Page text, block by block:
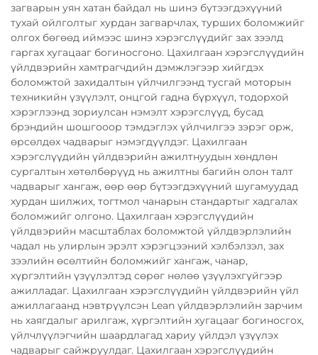
загварын уян хатан байдал нь шинэ бүтээгдэхүүний
тухай ойлголтыг хурдан загварчлах, турших боломжийг
олгох бөгөөд иймээс шинэ хэрэгслүүдийг зах зээлд
гаргах хугацааг богиносгоно. Цахилгаан хэрэгслүүдийн
үйлдвэрийн хамтрагчдийн дэмжлэгээр хийгдэх
боломжтой захидалтын үйлчилгээнд тусгай моторын
техникийн үзүүлэлт, онцгой гадна бүрхүүл, тодорхой
хэрэглээнд зориулсан нэмэлт хэрэгслүүд, бусад
брэндийн шошгооор тэмдэглэх үйлчилгээ зэрэг орж,
өрсөлдөх чадварыг нэмэгдүүлдэг. Цахилгаан
хэрэгслүүдийн үйлдвэрийн ажилтнуудын хөндлөн
сургалтын хөтөлбөрүүд нь ажилтны багийн олон талт
чадварыг хангаж, өөр өөр бүтээгдэхүүний шугамуудад
хурдан шилжих, тогтмол чанарын стандартыг хадгалах
боломжийг олгоно. Цахилгаан хэрэгслүүдийн
үйлдвэрийн масштаблах боломжтой үйлдвэрлэлийн
чадал нь улирлын эрэлт хэрэгцээний хэлбэлзэл, зах
зээлийн өсөлтийн боломжийг хангаж, чанар,
хүргэлтийн үзүүлэлтэд сөрөг нөлөө үзүүлэхгүйгээр
ажилладаг. Цахилгаан хэрэгслүүдийн үйлдвэрийн үйл
ажиллагаанд нэвтрүүлсэн Lean үйлдвэрлэлийн зарчим
нь хаягдалыг арилгаж, хүргэлтийн хугацааг богиносгох,
үйлчлүүлэгчийн шаардлагад хариу үйлдэл үзүүлэх
чадварыг сайжруулдаг. Цахилгаан хэрэгслүүдийн